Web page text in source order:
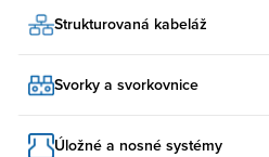
Strukturovaná kabeláž
Svorky a svorkovnice
Úložné a nosné systémy